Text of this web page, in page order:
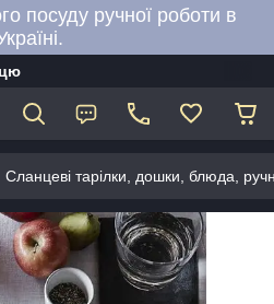
посуду ручної роботи в
Сланцеві тарілки, дошки, блюда,